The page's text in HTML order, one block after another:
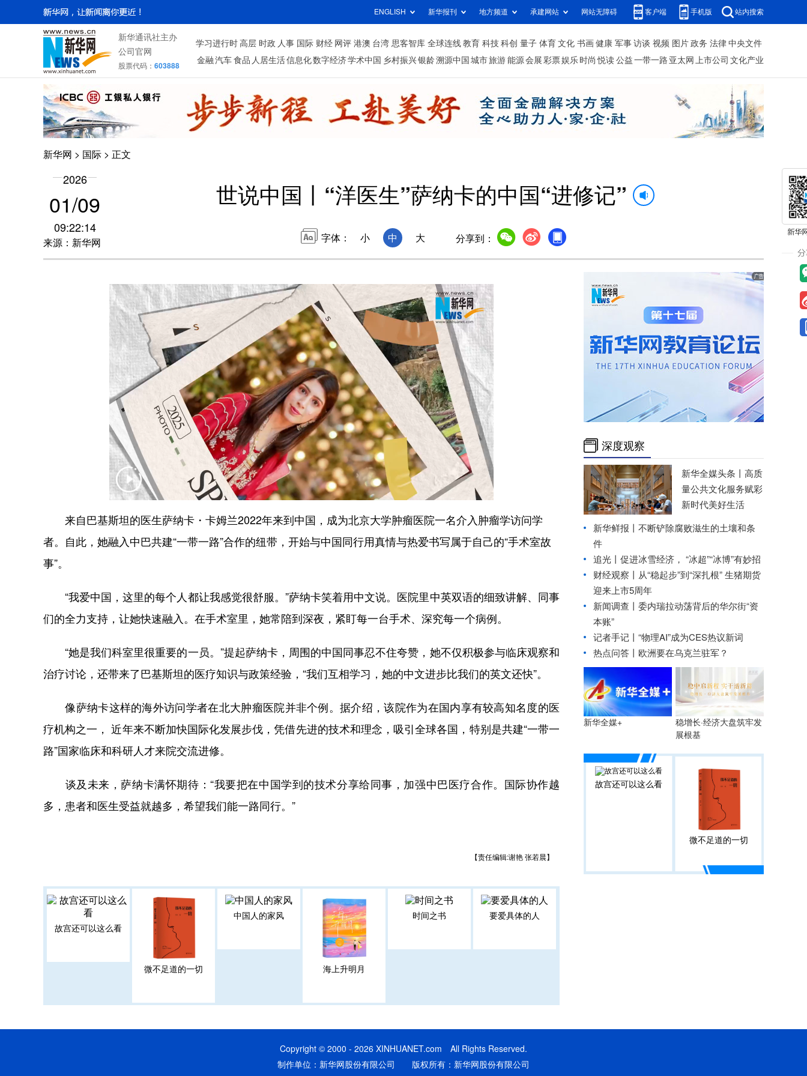
ENGLISH 新华报刊 地方频道 承建网站 网站无障碍 客户端 手机版 站内搜索
新华通讯社主办
公司官网
股票代码： 603888
学习进行时 高层 时政 人事 国际 财经 网评 港澳 台湾 思客智库 全球连线 教育 科技 科创 量子 体育 文化 书画 健康 军事 访谈 视频 图片 政务 法律 中央文件
金融 汽车 食品 人居生活信息化数字经济学术中国 乡村振兴银龄溯源中国 城市旅游 能源 会展 彩票娱乐 时尚 悦读 公益 一带一路 亚太网 上市公司 文化产业
新华网 > 国际 > 正文
2026
01/09
09:22:14
来源：新华网
世说中国丨“洋医生”萨纳卡的中国“进修记”
字体： 小 中 大 分享到：
来自巴基斯坦的医生萨纳卡・卡姆兰2022年来到中国，成为北京大学肿瘤医院一名介入肿瘤学访问学
者。自此，她融入中巴共建“一带一路”合作的纽带，开始与中国同行用真情与热爱书写属于自己的“手术室故
事”。
“我爱中国，这里的每个人都让我感觉很舒服。”萨纳卡笑着用中文说。医院里中英双语的细致讲解、同事
们的全力支持，让她快速融入。在手术室里，她常陪到深夜，紧盯每一台手术、深究每一个病例。
“她是我们科室里很重要的一员。”提起萨纳卡，周围的中国同事忍不住夸赞，她不仅积极参与临床观察和
治疗讨论，还带来了巴基斯坦的医疗知识与政策经验，“我们互相学习，她的中文进步比我们的英文还快”。
像萨纳卡这样的海外访问学者在北大肿瘤医院并非个例。据介绍，该院作为在国内享有较高知名度的医
疗机构之一， 近年来不断加快国际化发展步伐，凭借先进的技术和理念，吸引全球各国，特别是共建“一带一
路”国家临床和科研人才来院交流进修。
谈及未来，萨纳卡满怀期待：“我要把在中国学到的技术分享给同事，加强中巴医疗合作。国际协作越
多，患者和医生受益就越多，希望我们能一路同行。”
【责任编辑:谢艳 张若晨】
故宫还可以这么看
微不足道的一切
中国人的家风
海上升明月
时间之书 要爱具体的人
深度观察
新华全媒头条丨 高质
量公共文化服务赋彩
新时代美好生活
新华鲜报丨不断铲除腐败滋生的土壤和条
件
追光丨 促进冰雪经济， “冰超”“冰博”有妙招
财经观察丨
从“稳起步”到“深扎根” 生猪期货
迎来上市5周年
新闻调查丨委内瑞拉动荡背后的华尔街“资
本账”
记者手记丨“物理AI”成为CES热议新词
热点问答丨欧洲要在乌克兰驻军？
新华全媒+
稳增长·经济大盘筑牢发
展根基
故宫还可以这么看
微不足道的一切
Copyright © 2000 - 2026 XINHUANET.com All Rights Reserved.
制作单位：新华网股份有限公司 版权所有：新华网股份有限公司